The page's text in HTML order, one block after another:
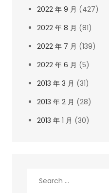
2022 年 9 月 (427)
2022 年 8 月 (81)
2022 年 7 月 (139)
2022 年 6 月 (5)
2013 年 3 月 (31)
2013 年 2 月 (28)
2013 年 1 月 (30)